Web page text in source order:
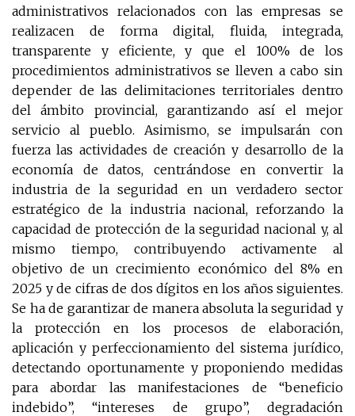
administrativos relacionados con las empresas se
realizacen de forma digital, fluida, integrada,
transparente y eficiente, y que el 100% de los
procedimientos administrativos se lleven a cabo sin
depender de las delimitaciones territoriales dentro
del ámbito provincial, garantizando así el mejor
servicio al pueblo. Asimismo, se impulsarán con
fuerza las actividades de creación y desarrollo de la
economía de datos, centrándose en convertir la
industria de la seguridad en un verdadero sector
estratégico de la industria nacional, reforzando la
capacidad de protección de la seguridad nacional y, al
mismo tiempo, contribuyendo activamente al
objetivo de un crecimiento económico del 8% en
2025 y de cifras de dos dígitos en los años siguientes.
Se ha de garantizar de manera absoluta la seguridad y
la protección en los procesos de elaboración,
aplicación y perfeccionamiento del sistema jurídico,
detectando oportunamente y proponiendo medidas
para abordar las manifestaciones de “beneficio
indebido”, “intereses de grupo”, degradación